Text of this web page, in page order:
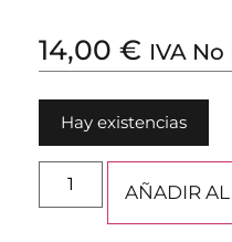
14,00 € IVA No
Hay existencias
AÑADIR